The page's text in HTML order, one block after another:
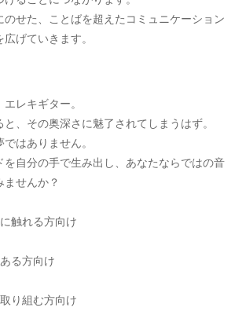
のせた、ことばを超えたコミュニケーション
げていきます。
レキギター。
、その奥深さに魅了されてしまうはず。
はありません。
を自分の手で生み出し、あなたならではの音
ませんか？
触れる方向け
る方向け
り組む方向け